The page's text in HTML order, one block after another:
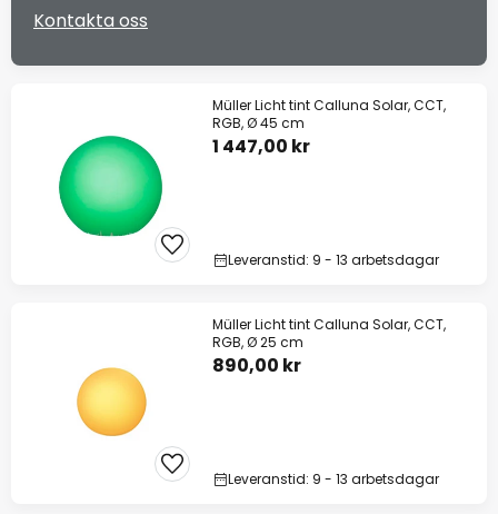
Kontakta oss
Müller Licht tint Calluna Solar, CCT,
RGB, Ø 45 cm
1 447,00 kr
Leveranstid: 9 - 13 arbetsdagar
Müller Licht tint Calluna Solar, CCT,
RGB, Ø 25 cm
890,00 kr
Leveranstid: 9 - 13 arbetsdagar